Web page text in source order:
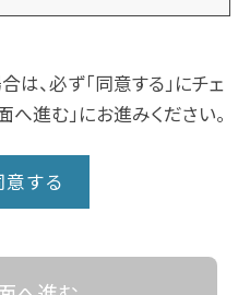
までお待ちいただ
す。又、人数によ
ざいます。ご了承
時間を変更する
、ご了承くださ
など時間数が異
で、詳細な日程
、必ず「同意する」にチェ
へ進む」にお進みください。
意する